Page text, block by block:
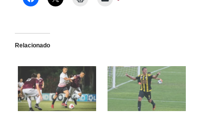
Relacionado